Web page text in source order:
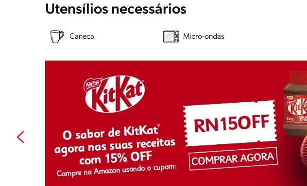
Utensílios necessários
Caneca Micro-ondas